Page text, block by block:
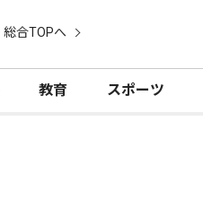
総合TOPへ
教育 スポーツ